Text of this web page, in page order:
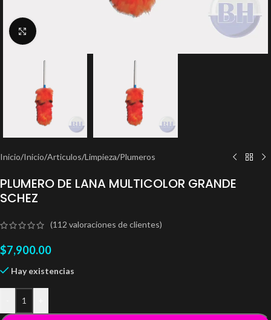
Clic para ampliar
Inicio/Inicio/Articulos/Limpieza/Plumeros
PLUMERO DE LANA MULTICOLOR GRANDE
SCHEZ
(112 valoraciones de clientes)
$7,900.00
Hay existencias